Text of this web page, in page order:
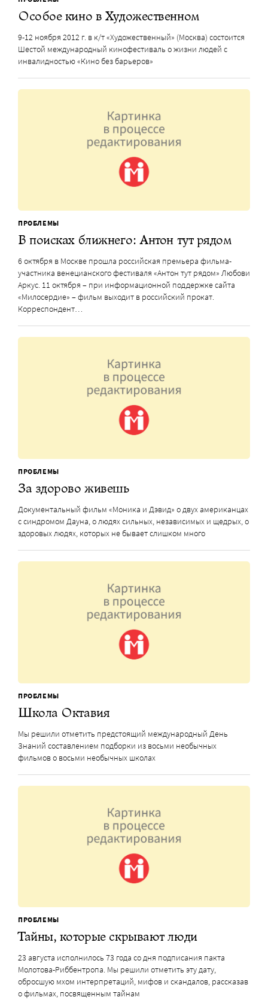
Особое кино в Художественном
9-12 ноября 2012 г. в к/т «Художественный» (Москва) состоится
Шестой международный кинофестиваль о жизни людей с
инвалидностью «Кино без барьеров»
ПРОБЛЕМЫ
В поисках ближнего: Антон тут рядом
6 октября в Москве прошла российская премьера фильма-
участника венецианского фестиваля «Антон тут рядом» Любови
Аркус. 11 октября – при информационной поддержке сайта
«Милосердие» – фильм выходит в российский прокат.
Корреспондент…
ПРОБЛЕМЫ
За здорово живешь
Документальный фильм «Моника и Дэвид» о двух американцах
с синдромом Дауна, о людях сильных, независимых и щедрых, о
здоровых людях, которых не бывает слишком много
ПРОБЛЕМЫ
Школа Октавия
Мы решили отметить предстоящий международный День
Знаний составлением подборки из восьми необычных
фильмов о восьми необычных школах
ПРОБЛЕМЫ
Тайны, которые скрывают люди
23 августа исполнилось 73 года со дня подписания пакта
Молотова-Риббентропа. Мы решили отметить эту дату,
обросшую мхом интерпретаций, мифов и скандалов, рассказав
о фильмах, посвященным тайнам